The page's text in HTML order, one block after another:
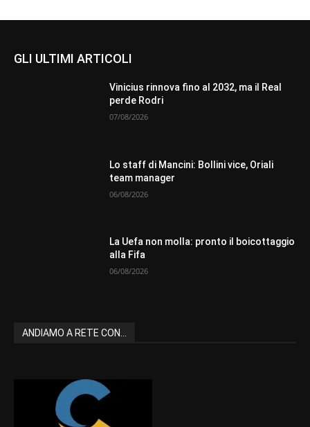
GLI ULTIMI ARTICOLI
Vinicius rinnova fino al 2032, ma il Real
perde Rodri
07/08/2026
Lo staff di Mancini: Bollini vice, Oriali
team manager
06/08/2026
La Uefa non molla: pronto il boicottaggio
alla Fifa
06/08/2026
ANDIAMO A RETE CON...